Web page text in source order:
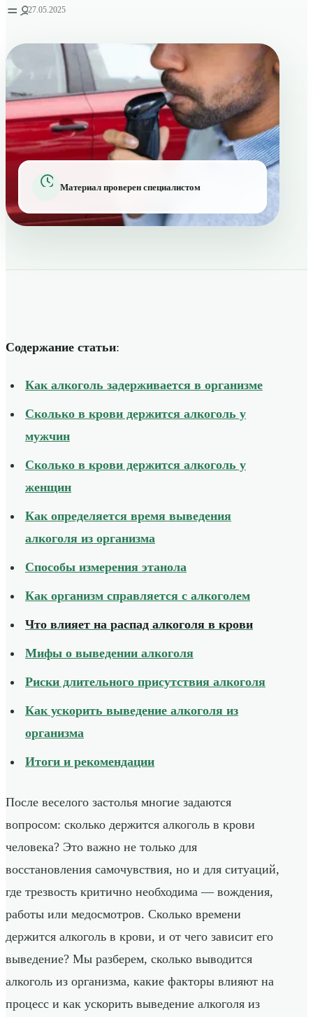
27.05.2025
Материал проверен специалистом
Содержание статьи:
Как алкоголь задерживается в организме
Сколько в крови держится алкоголь у
мужчин
Сколько в крови держится алкоголь у
женщин
Как определяется время выведения
алкоголя из организма
Способы измерения этанола
Как организм справляется с алкоголем
Что влияет на распад алкоголя в крови
Мифы о выведении алкоголя
Риски длительного присутствия алкоголя
Как ускорить выведение алкоголя из
организма
Итоги и рекомендации
После веселого застолья многие задаются
вопросом: сколько держится алкоголь в крови
человека? Это важно не только для
восстановления самочувствия, но и для ситуаций,
где трезвость критично необходима — вождения,
работы или медосмотров. Сколько времени
держится алкоголь в крови, и от чего зависит его
выведение? Мы разберем, сколько выводится
алкоголь из организма, какие факторы влияют на
процесс и как ускорить выведение алкоголя из